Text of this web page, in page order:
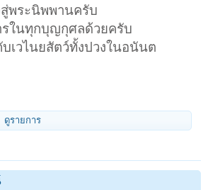
พระนิพพานครับ
ในทุกบุญกุศลด้วยครับ
เวไนยสัตว์ทั้งปวงในอนันต
ดูรายการ